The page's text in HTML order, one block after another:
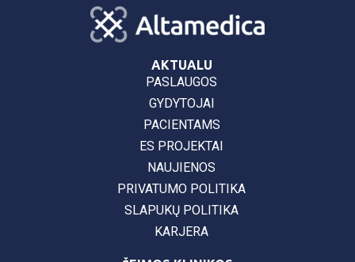
AKTUALU
PASLAUGOS
GYDYTOJAI
PACIENTAMS
ES PROJEKTAI
NAUJIENOS
PRIVATUMO POLITIKA
SLAPUKŲ POLITIKA
KARJERA